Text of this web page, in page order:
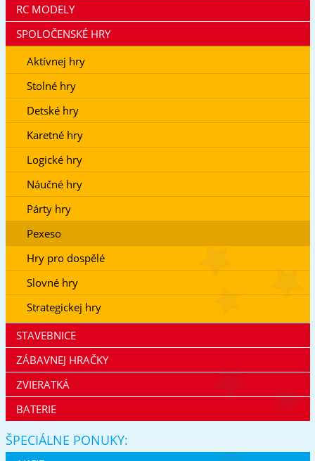
RC MODELY
SPOLOČENSKÉ HRY
Aktívnej hry
Stolné hry
Detské hry
Karetné hry
Logické hry
Náučné hry
Párty hry
Pexeso
Hry pro dospělé
Slovné hry
Strategickej hry
STAVEBNICE
ZÁBAVNEJ HRAČKY
ZVIERATKÁ
BATERIE
ŠPECIÁLNE PONUKY: